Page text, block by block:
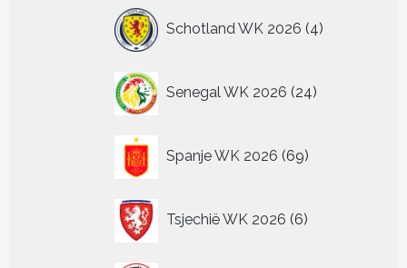
Schotland WK 2026 4
producten
Senegal WK 2026 24
producten
Spanje WK 2026 69
producten
Tsjechië WK 2026 6
producten